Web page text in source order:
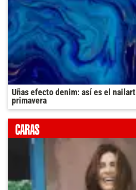
Uñas efecto denim: así es el
primavera